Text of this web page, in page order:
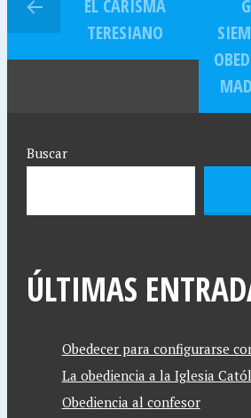
EL CARISMA
TERESIANO
Buscar
ÚLTIMAS
Obedecer para configurarse
La obediencia a la Iglesia
Obediencia al confesor